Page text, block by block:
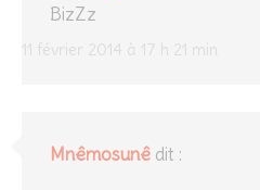
11 février 2014 à 17 h 21 min
BizZz
Mnêmosunê dit :